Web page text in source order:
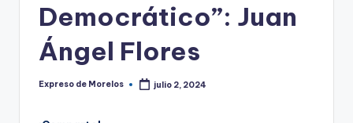
Democrático”: Juan
Ángel Flores
Publicado
Expreso de Morelos julio 2, 2024